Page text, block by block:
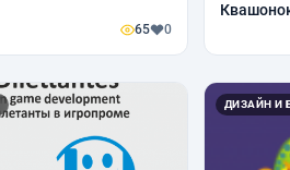
65 0
ДИЗАЙН И